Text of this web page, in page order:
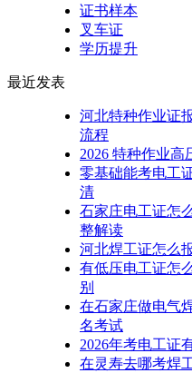
证书样本
叉车证
学历提升
最近发表
河北特种作业证
流程
2026 特种作业高
零基础能考电工
清
石家庄电工证怎
整解读
河北焊工证怎么
有低压电工证怎
别
在石家庄做电气
名考试
2026年考电工证
在灵寿去哪考焊